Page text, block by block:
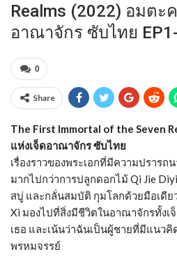
Realms (2022) อมตะ
อาณาจักร ซับไทย
0
Share
The First Immortal of the Seven
แห่งเจ็ดอาณาจักร ซับไทย
เรื่องราวของพระเอกที่มีความปรารถ
มากไปกว่าการปลูกดอกไม้ Qi Jie
สบู่ และกลั่นสมบัติ กุมโลกด้วยมือเดีย
Xi มองไปที่สิ่งมีชีวิตในอาณาจักรทั้งเ
เธอ และเน้นว่าฉันเป็นผู้ชายที่มีแนวคิ
พรหมจรรย์